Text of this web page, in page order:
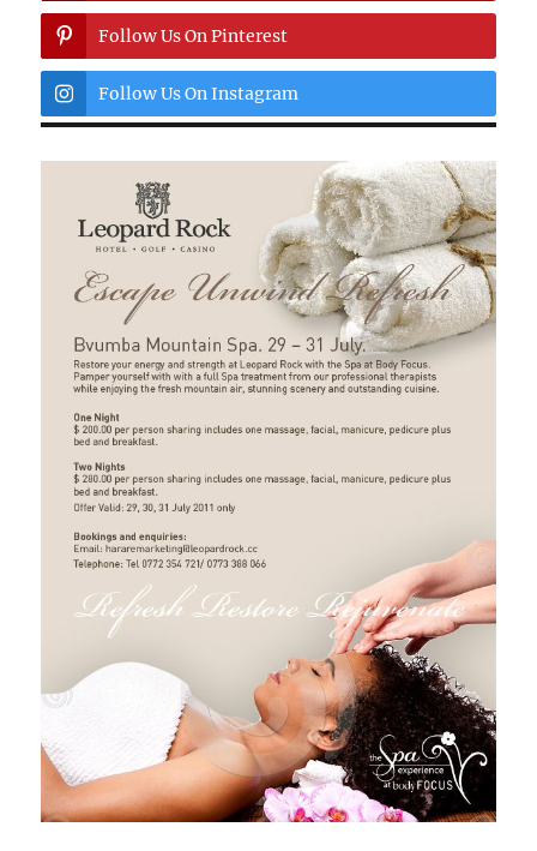
Follow Us On Pinterest
Follow Us On Instagram